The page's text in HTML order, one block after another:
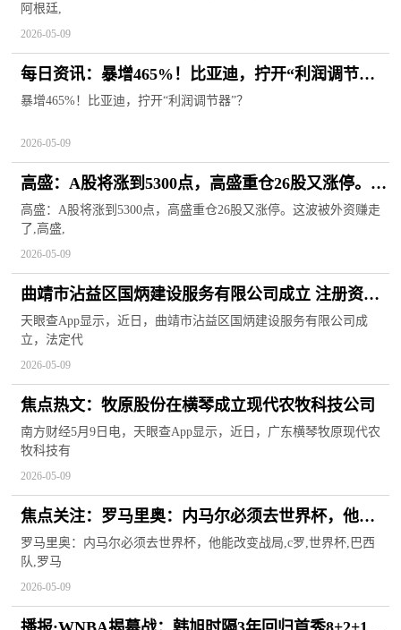
阿根廷,
2026-05-09
每日资讯：暴增465%！比亚迪，拧开“利润调节
器”？
暴增465%！比亚迪，拧开“利润调节器”？
2026-05-09
高盛：A股将涨到5300点，高盛重仓26股又涨停。这
波被外资赚走了
高盛：A股将涨到5300点，高盛重仓26股又涨停。这波被外资赚走
了,高盛,
2026-05-09
曲靖市沾益区国炳建设服务有限公司成立 注册资本
100万人民币 热门看点
天眼查App显示，近日，曲靖市沾益区国炳建设服务有限公司成
立，法定代
2026-05-09
焦点热文：牧原股份在横琴成立现代农牧科技公司
南方财经5月9日电，天眼查App显示，近日，广东横琴牧原现代农
牧科技有
2026-05-09
焦点关注：罗马里奥：内马尔必须去世界杯，他能
改变战局
罗马里奥：内马尔必须去世界杯，他能改变战局,c罗,世界杯,巴西
队,罗马
2026-05-09